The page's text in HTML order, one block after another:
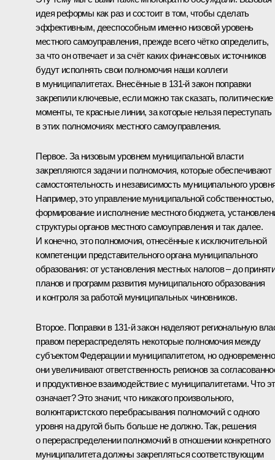
идея реформы как раз и состоит в том, чтобы сделать
эффективным, дееспособным именно низовой уровень
местного самоуправления, прежде всего чётко определить,
за что он отвечает и за счёт каких финансовых источников
будут исполнять свои полномочия наши коллеги
в муниципалитетах. Внесённые в 131-й закон поправки
закрепили ключевые, если можно так сказать, политические
моменты, те красные линии, за которые нельзя переступать
в этих полномочиях местного самоуправления.
Первое. За низовым уровнем муниципальной власти
закрепляются задачи и полномочия, которые обеспечивают
самостоятельность и независимость муниципального
Например, это управление муниципальной собственностью,
формирование и исполнение местного бюджета,
структуры органов местного самоуправления и так далее.
И конечно, это полномочия, отнесённые к исключительной
компетенции представительного органа муниципального
образования: от установления местных налогов – до
планов и программ развития муниципального образования
и контроля за работой муниципальных чиновников.
Второе. Поправки в 131-й закон наделяют региональную
правом перераспределять некоторые полномочия между
субъектом Федерации и муниципалитетом, но одновременно
они увеличивают ответственность регионов за
и продуктивное взаимодействие с муниципалитетами. Что
означает? Это значит, что никакого произвольного,
волюнтаристского перебрасывания полномочий с одного
уровня на другой быть больше не должно. Так, решения
о перераспределении полномочий в отношении конкретного
муниципалитета должны закрепляться соответствующим